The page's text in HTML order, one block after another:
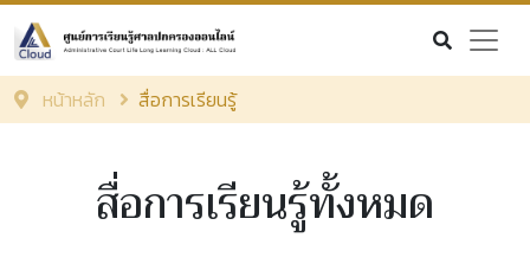
หน้าหลัก สื่อการเรียนรู้
สื่อการเรียนรู้ทั้งหมด